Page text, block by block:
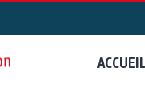
ACCUEIL